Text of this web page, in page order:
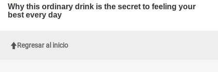
Regresar al inicio